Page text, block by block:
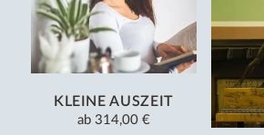
KLEINE AUSZEIT
ab314,00 €